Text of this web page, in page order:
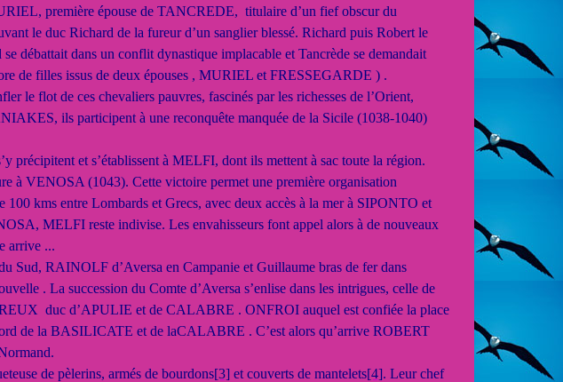
première épouse de TANCREDE, titulaire d’un fief obscur du
le duc Richard de la fureur d’un sanglier blessé. Richard puis Robert le
débattait dans un conflit dynastique implacable et Tancrède se demandait
de filles issus de deux épouses , MURIEL et FRESSEGARDE ) .
flot de ces chevaliers pauvres, fascinés par les richesses de l’Orient,
ils participent à une reconquête manquée de la Sicile (1038-1040)
précipitent et s’établissent à MELFI, dont ils mettent à sac toute la région.
à VENOSA (1043). Cette victoire permet une première organisation
kms entre Lombards et Grecs, avec deux accès à la mer à SIPONTO et
MELFI reste indivise. Les envahisseurs font appel alors à de nouveaux
arrive ...
Sud, RAINOLF d’Aversa en Campanie et Guillaume bras de fer dans
. La succession du Comte d’Aversa s’enlise dans les intrigues, celle de
duc d’APULIE et de CALABRE . ONFROI auquel est confiée la place
de la BASILICATE et de laCALABRE . C’est alors qu’arrive ROBERT
de pèlerins, armés de bourdons[3] et couverts de mantelets[4]. Leur chef